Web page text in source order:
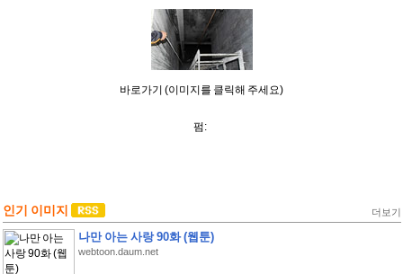
바로가기 (이미지를 클릭해 주세요)
펌:
인기 이미지 더보기
나만 아는 사랑 90화 (웹툰)
webtoon.daum.net